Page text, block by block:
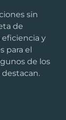
sin
de
y
para el
de los